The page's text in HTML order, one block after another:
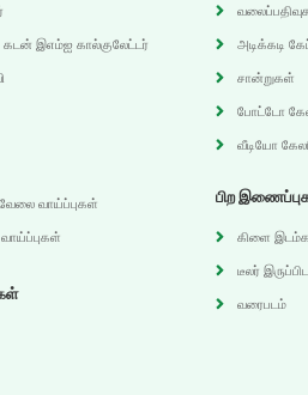
இஎம்ஐ கால்குலேட்டர்
வேலை வாய்ப்புகள்
அடிக்கடி
சான்றுகள்
போட்டோ
வீடியோ
பிற
கிளை
டீலர்
வரைபடம்